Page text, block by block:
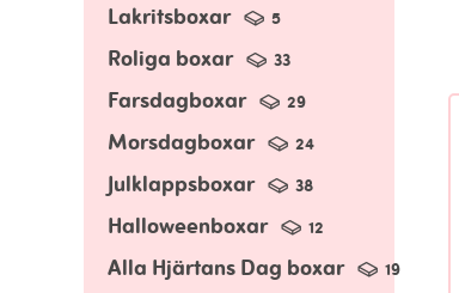
Lakritsboxar 5
Roliga boxar 33
Farsdagboxar 29
Morsdagboxar 24
Julklappsboxar 38
Halloweenboxar 12
Alla Hjärtans Dag boxar 19